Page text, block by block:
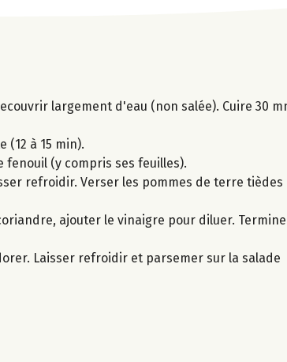
largement d'eau (non salée). Cuire 30
à 15 min).
fenouil (y compris ses feuilles).
refroidir. Verser les pommes de terre tièdes
ajouter le vinaigre pour diluer.
Laisser refroidir et parsemer sur la salade